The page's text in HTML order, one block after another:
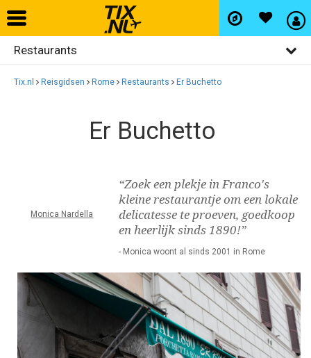
Home
Activiteiten
Restaurants
Algemeen
Bezienswaardigheden
Wijken
Tix.nl Reisgidsen Rome Restaurants Er Buchetto
Er Buchetto
Monica Nardella
“Zoek een plekje in Franco's
kleine restaurantje om een lokale
delicatesse te proeven, goedkoop
en heerlijk sinds 1890!”
- Monica woont al sinds 2001 in Rome